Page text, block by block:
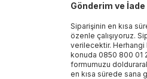
Gönderim ve İade
Siparişinin en kısa
özenle çalışıyoruz.
verilecektir.
konuda 0850 800 01
formumuzu
en kısa sürede sana